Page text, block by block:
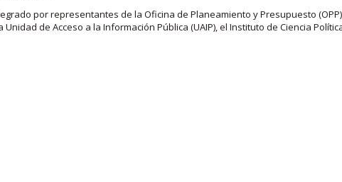
por representantes de la Oficina de Planeamiento y Presupuesto
de Acceso a la Información Pública (UAIP), el Instituto de Ciencia